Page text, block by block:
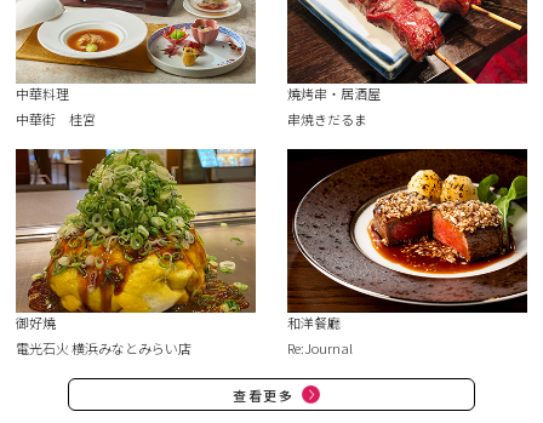
中華料理
中華街 桂宮
燒烤串・居酒屋
串焼きだるま
御好燒
電光石火 横浜みなとみらい店
和洋餐廳
Re:Journal
查看更多